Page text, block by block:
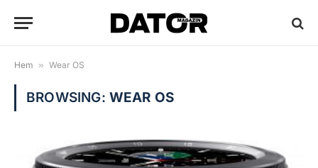
Hem » Wear OS
BROWSING: WEAR OS